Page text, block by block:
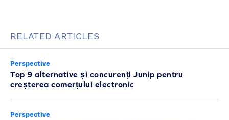
RELATED ARTICLES
Perspective
Top 9 alternative și concurenți Junip pentru
creșterea comerțului electronic
Perspective